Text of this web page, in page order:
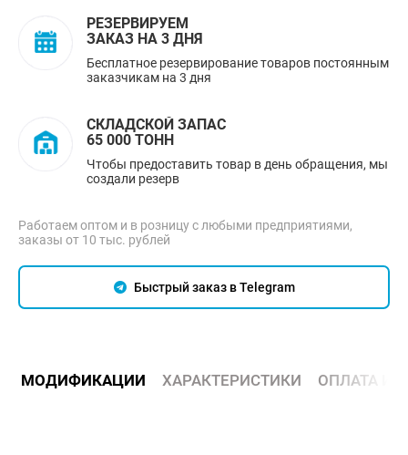
РЕЗЕРВИРУЕМ
ЗАКАЗ НА 3 ДНЯ
Бесплатное резервирование товаров постоянным
заказчикам на 3 дня
СКЛАДСКОЙ ЗАПАС
65 000 ТОНН
Чтобы предоставить товар в день обращения, мы
создали резерв
Работаем оптом и в розницу с любыми предприятиями,
заказы от 10 тыс. рублей
Быстрый заказ в Telegram
МОДИФИКАЦИИ ХАРАКТЕРИСТИКИ ОПЛАТА И